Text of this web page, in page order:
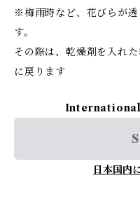
※梅雨時など、花びらが
す。
その際は、乾燥剤を入れ
に戻ります
日本国内